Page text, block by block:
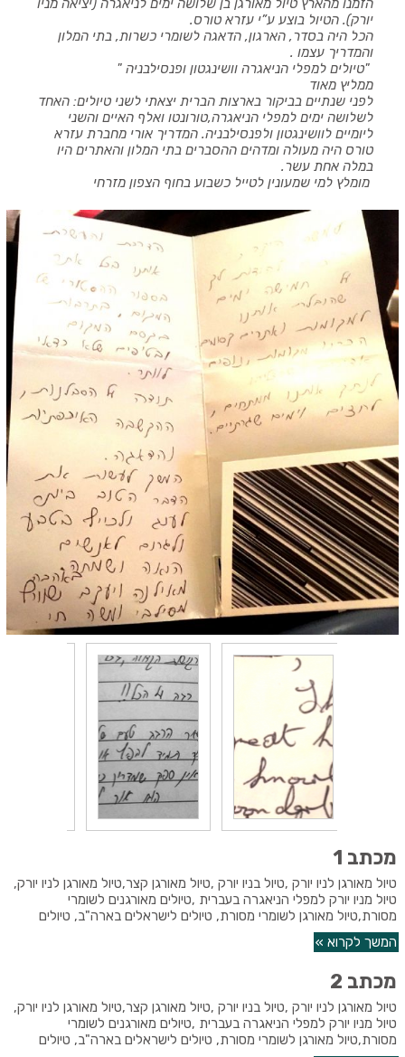
הזמנו מהארץ טיול מאורגן בן שלושה ימים לניאגרה (יציאה מניו
יורק). הטיול בוצע ע”י עזרא טורס.
הכל היה בסדר, הארגון, הדאגה לשומרי כשרות, בתי המלון
והמדריך עצמו .
"טיולים למפלי הניאגרה וושינגטון ופנסילבניה "
ממליץ מאוד
לפני שנתיים בביקור בארצות הברית יצאתי לשני טיולים: האחד
לשלושה ימים למפלי הניאגרה,טורונטו ואלף האיים והשני
ליומיים לוושינגטון ולפנסילבניה. המדריך אורי מחברת עזרא
טורס היה מעולה ומדהים ההסברים בתי המלון והאתרים היו
במלה אחת עשר.
מומלץ למי שמעונין לטייל כשבוע בחוף הצפון מזרחי
מכתב 1
טיול מאורגן לניו יורק ,טיול בניו יורק ,טיול מאורגן קצר,טיול מאורגן לניו יורק,
טיול מניו יורק למפלי הניאגרה בעברית ,טיולים מאורגנים לשומרי
מסורת,טיול מאורגן לשומרי מסורת, טיולים לישראלים בארה"ב, טיולים
המשך לקרוא »
מכתב 2
טיול מאורגן לניו יורק ,טיול בניו יורק ,טיול מאורגן קצר,טיול מאורגן לניו יורק,
טיול מניו יורק למפלי הניאגרה בעברית ,טיולים מאורגנים לשומרי
מסורת,טיול מאורגן לשומרי מסורת, טיולים לישראלים בארה"ב, טיולים